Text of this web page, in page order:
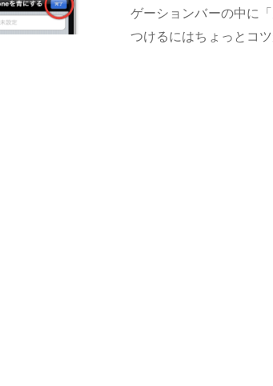
ゲーションバーの中に
つけるにはちょっとコツ